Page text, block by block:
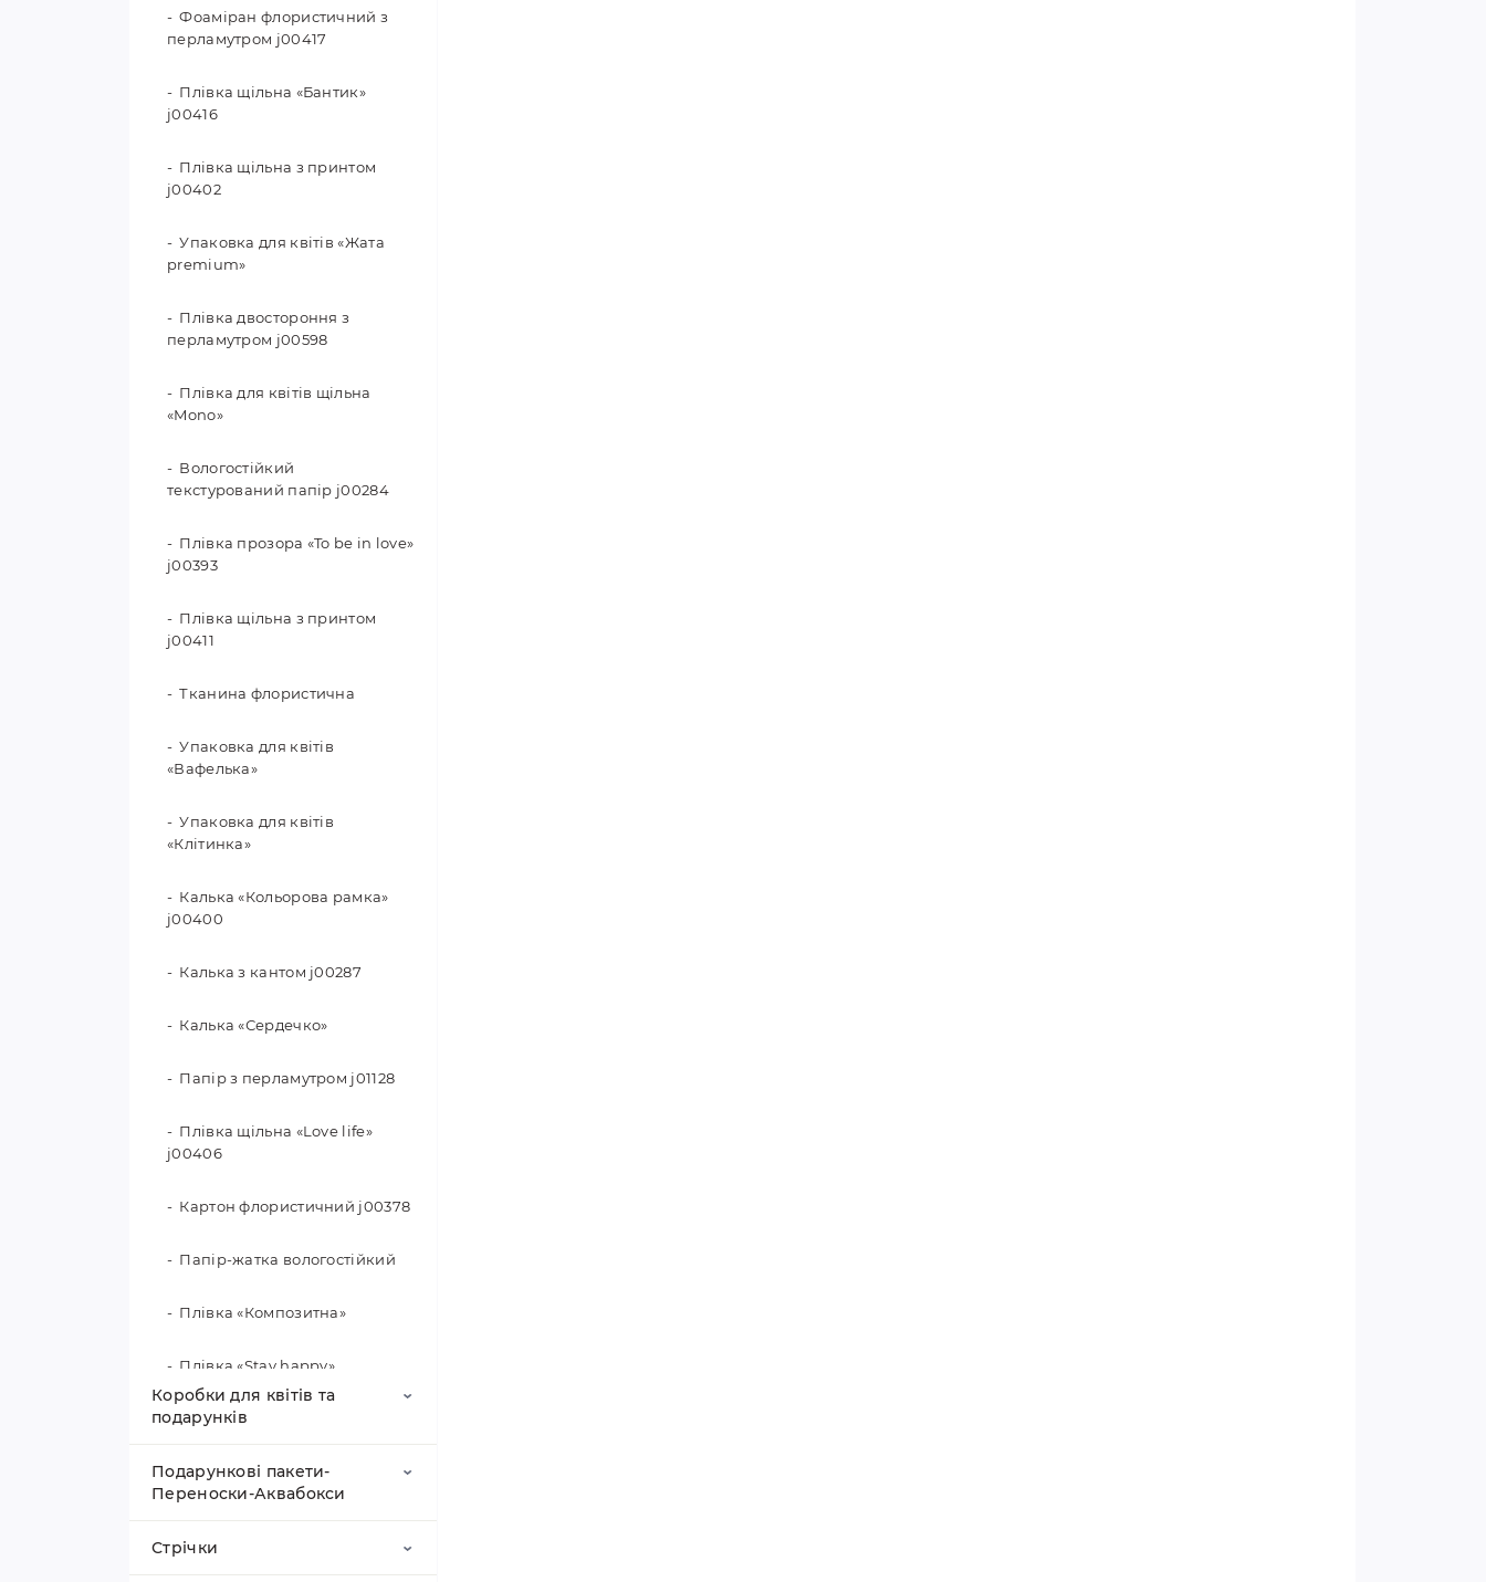
Фоаміран флористичний з
перламутром j00417
Плівка щільна «Бантик»
j00416
Плівка щільна з принтом
j00402
Упаковка для квітів «Жата
premium»
Плівка двостороння з
перламутром j00598
Плівка для квітів щільна
«Mono»
Вологостійкий
текстурований папір j00284
Плівка прозора «To be in love»
j00393
Плівка щільна з принтом
j00411
Тканина флористична
Упаковка для квітів
«Вафелька»
Упаковка для квітів
«Клітинка»
Калька «Кольорова рамка»
j00400
Калька з кантом j00287
Калька «Сердечко»
Папір з перламутром j01128
Плівка щільна «Love life»
j00406
Картон флористичний j00378
Папір-жатка вологостійкий
Плівка «Композитна»
Плівка «Stay happy»
Плівка в горох
Калька з перламутровим
кантом
Калька «Перлини» j00415
Калька та плівка для
квітів у рулоні
Плівка в рулоні «Матовий
Сітка флористична
Коробки для квітів та
подарунків
Вологостійкі сумочки для
квітів
Капелюшкові коробки для
Подарункові пакети-
Переноски-Аквабокси
Еко сумки
Стрічки